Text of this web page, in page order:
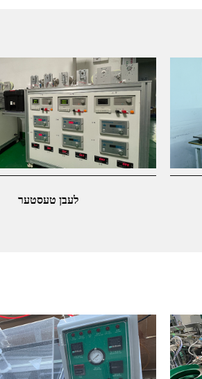
לעבן טעסטער